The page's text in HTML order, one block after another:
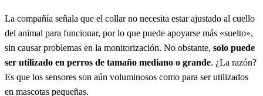
La compañía señala que el collar no necesita estar ajustado al cuello
del animal para funcionar, por lo que puede apoyarse más «suelto»,
sin causar problemas en la monitorización. No obstante, solo puede
ser utilizado en perros de tamaño mediano o grande. ¿La razón?
Es que los sensores son aún voluminosos como para ser utilizados
en mascotas pequeñas.